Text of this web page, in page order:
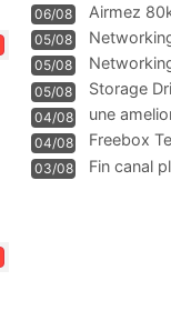
06/08
Airmez
05/08
05/08
05/08
Storage
04/08
une
WIFI
04/08
Freebox
Communi
03/08 Fin canal